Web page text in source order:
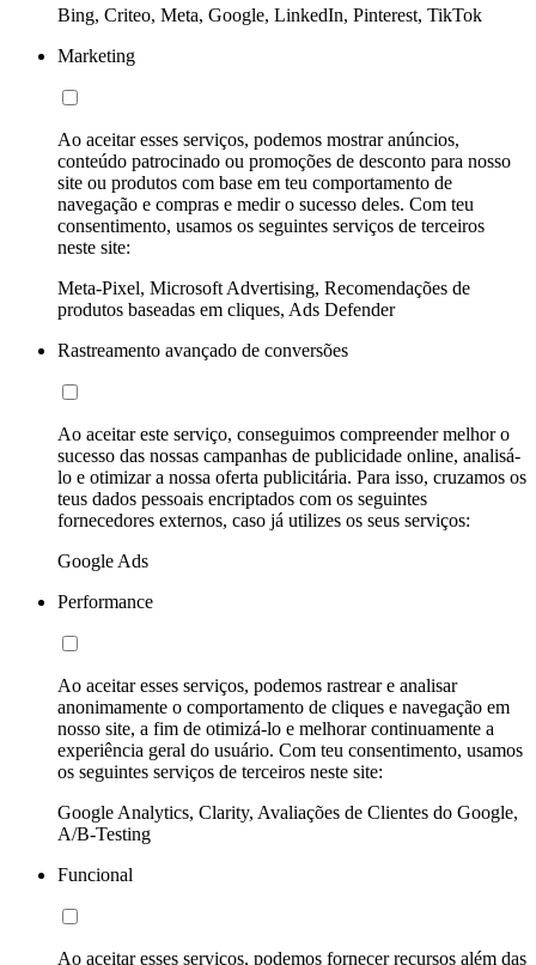
Bing, Criteo, Meta, Google, LinkedIn, Pinterest, TikTok
Marketing
Ao aceitar esses serviços, podemos mostrar anúncios,
conteúdo patrocinado ou promoções de desconto para nosso
site ou produtos com base em teu comportamento de
navegação e compras e medir o sucesso deles. Com teu
consentimento, usamos os seguintes serviços de terceiros
neste site:
Meta-Pixel, Microsoft Advertising, Recomendações de
produtos baseadas em cliques, Ads Defender
Rastreamento avançado de conversões
Ao aceitar este serviço, conseguimos compreender melhor o
sucesso das nossas campanhas de publicidade online, analisá-
lo e otimizar a nossa oferta publicitária. Para isso, cruzamos os
teus dados pessoais encriptados com os seguintes
fornecedores externos, caso já utilizes os seus serviços:
Google Ads
Performance
Ao aceitar esses serviços, podemos rastrear e analisar
anonimamente o comportamento de cliques e navegação em
nosso site, a fim de otimizá-lo e melhorar continuamente a
experiência geral do usuário. Com teu consentimento, usamos
os seguintes serviços de terceiros neste site:
Google Analytics, Clarity, Avaliações de Clientes do Google,
A/B-Testing
Funcional
Ao aceitar esses serviços, podemos fornecer recursos além das